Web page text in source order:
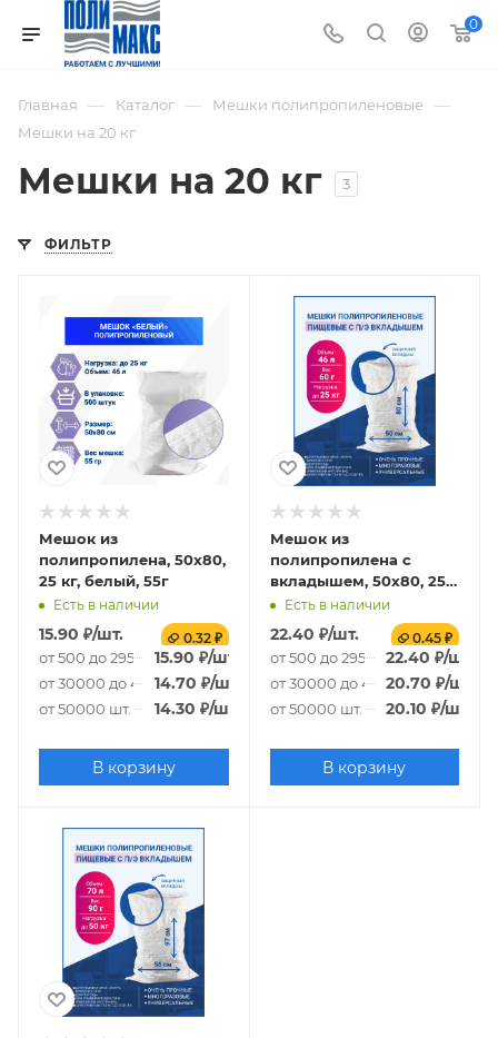
0
Главная — Каталог — Мешки полипропиленовые —
Мешки на 20 кг
Мешки на 20 кг 3
ФИЛЬТР
Мешок из
полипропилена, 50x80,
25 кг, белый, 55г
Есть в наличии
15.90 ₽/шт. 0.32 ₽
от 500 до 29500 шт.
15.90 ₽/шт.
от 30000 до 49500 шт.
14.70 ₽/шт.
от 50000 шт. 14.30 ₽/шт.
В корзину
Мешок из
полипропилена с
вкладышем, 50x80, 25
кг, 65г
Есть в наличии
22.40 ₽/шт. 0.45 ₽
от 500 до 29500 шт.
22.40 ₽/шт.
от 30000 до 49500 шт.
20.70 ₽/шт.
от 50000 шт. 20.10 ₽/шт.
В корзину